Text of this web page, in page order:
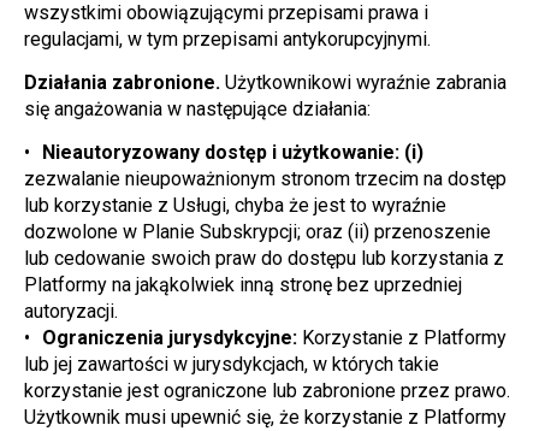
wszystkimi obowiązującymi przepisami prawa i
regulacjami, w tym przepisami antykorupcyjnymi.
Działania zabronione. Użytkownikowi wyraźnie zabrania
się angażowania w następujące działania:
Nieautoryzowany dostęp i użytkowanie: (i)
zezwalanie nieupoważnionym stronom trzecim na dostęp
lub korzystanie z Usługi, chyba że jest to wyraźnie
dozwolone w Planie Subskrypcji; oraz (ii) przenoszenie
lub cedowanie swoich praw do dostępu lub korzystania z
Platformy na jakąkolwiek inną stronę bez uprzedniej
autoryzacji.
Ograniczenia jurysdykcyjne: Korzystanie z Platformy
lub jej zawartości w jurysdykcjach, w których takie
korzystanie jest ograniczone lub zabronione przez prawo.
Użytkownik musi upewnić się, że korzystanie z Platformy